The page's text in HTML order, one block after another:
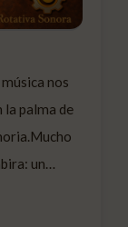
nos
la palma de
un
donde la